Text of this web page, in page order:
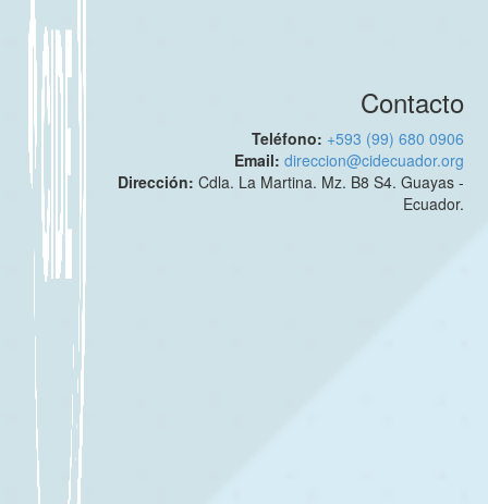
Contacto
Teléfono: +593 (99) 680 0906
Email:direccion@cidecuador.org
Dirección:Cdla. La Martina. Mz. B8 S4. Guayas -
Ecuador.